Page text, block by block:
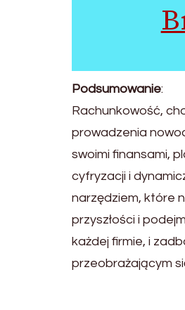
Podsumowanie:
Rachunkowość,
prowadzenia
swoimi finansami,
cyfryzacji i
narzędziem, które
przyszłości i
każdej firmie, i
przeobrażającym